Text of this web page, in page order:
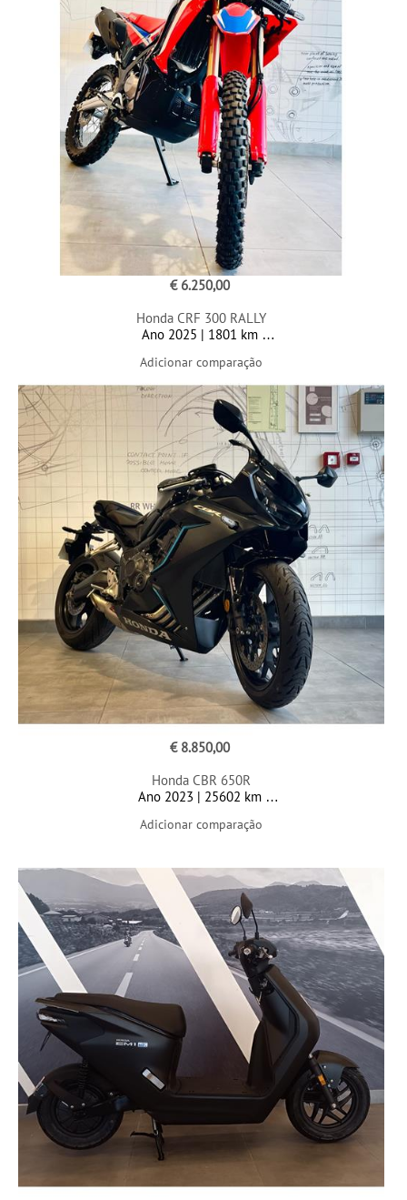
€ 6.250,00
Honda CRF 300 RALLY
Ano 2025 | 1801 km
Adicionar comparação
€ 8.850,00
Honda CBR 650R
Ano 2023 | 25602 km
Adicionar comparação